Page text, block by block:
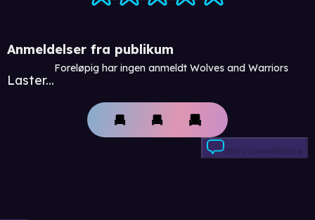
Anmeldelser fra publikum
Laster...
Foreløpig har ingen anmeldt Wolves and Warriors
Skriv anmeldelse